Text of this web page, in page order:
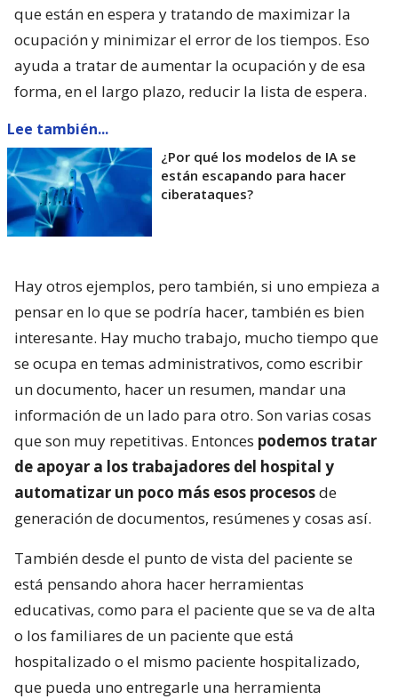
que están en espera y tratando de maximizar la
ocupación y minimizar el error de los tiempos. Eso
ayuda a tratar de aumentar la ocupación y de esa
forma, en el largo plazo, reducir la lista de espera.
Lee también...
¿Por qué los modelos de IA se
están escapando para hacer
ciberataques?
Hay otros ejemplos, pero también, si uno empieza a
pensar en lo que se podría hacer, también es bien
interesante. Hay mucho trabajo, mucho tiempo que
se ocupa en temas administrativos, como escribir
un documento, hacer un resumen, mandar una
información de un lado para otro. Son varias cosas
que son muy repetitivas. Entonces podemos tratar
de apoyar a los trabajadores del hospital y
automatizar un poco más esos procesosde
generación de documentos, resúmenes y cosas así.
También desde el punto de vista del paciente se
está pensando ahora hacer herramientas
educativas, como para el paciente que se va de alta
o los familiares de un paciente que está
hospitalizado o el mismo paciente hospitalizado,
que pueda uno entregarle una herramienta